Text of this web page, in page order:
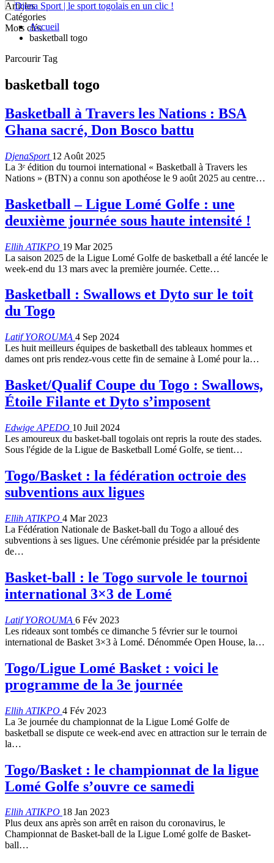
Articles
Catégories
Mots clésAccueil
basketball togo
Parcourir Tag
basketball togo
Basketball à Travers les Nations : BSA
Ghana sacré, Don Bosco battu
DjenaSport 12 Août 2025
La 3ᵉ édition du tournoi international « Basketball à Travers les
Nations » (BTN) a connu son apothéose le 9 août 2025 au centre…
Basketball – Ligue Lomé Golfe : une
deuxième journée sous haute intensité !
Ellih ATIKPO 19 Mar 2025
La saison 2025 de la Ligue Lomé Golfe de basketball a été lancée le
week-end du 13 mars avec la première journée. Cette…
Basketball : Swallows et Dyto sur le toit
du Togo
Latif YOROUMA 4 Sep 2024
Les huit meilleurs équipes de basketball des tableaux hommes et
dames ont pris rendez-vous cette fin de semaine à Lomé pour la…
Basket/Qualif Coupe du Togo : Swallows,
Étoile Filante et Dyto s’imposent
Edwige APEDO 10 Juil 2024
Les amoureux du basket-ball togolais ont repris la route des stades.
Sous l'égide de la Ligue de Basketball Lomé Golfe, se tient…
Togo/Basket : la fédération octroie des
subventions aux ligues
Ellih ATIKPO 4 Mar 2023
La Fédération Nationale de Basket-ball du Togo a alloué des
subventions à ses ligues. Une cérémonie présidée par la présidente
de…
Basket-ball : le Togo survole le tournoi
international 3×3 de Lomé
Latif YOROUMA 6 Fév 2023
Les rideaux sont tombés ce dimanche 5 février sur le tournoi
international de Basket 3×3 à Lomé. Dénommée Open House, la…
Togo/Ligue Lomé Basket : voici le
programme de la 3e journée
Ellih ATIKPO 4 Fév 2023
La 3e journée du championnat de la Ligue Lomé Golfe de
basketball se dispute ce week-end avec en attraction sur le terrain de
la…
Togo/Basket : le championnat de la ligue
Lomé Golfe s’ouvre ce samedi
Ellih ATIKPO 18 Jan 2023
Plus deux ans après son arrêt en raison du coronavirus, le
Championnat de Basket-ball de la Ligue Lomé golfe de Basket-
ball…